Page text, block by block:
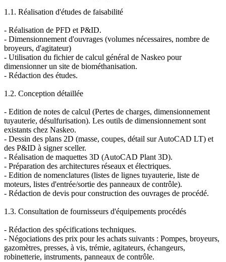
1.1. Réalisation d'études de faisabilité
- Réalisation de PFD et P&ID.
- Dimensionnement d'ouvrages (volumes nécessaires, nombre de
broyeurs, d'agitateur)
- Utilisation du fichier de calcul général de Naskeo pour
dimensionner un site de biométhanisation.
- Rédaction des études.
1.2. Conception détaillée
- Edition de notes de calcul (Pertes de charges, dimensionnement
tuyauterie, désulfurisation). Les outils de dimensionnement sont
existants chez Naskeo.
- Dessin des plans 2D (masse, coupes, détail sur AutoCAD LT) et
des P&ID à signer sceller.
- Réalisation de maquettes 3D (AutoCAD Plant 3D).
- Préparation des architectures réseaux et électriques.
- Edition de nomenclatures (listes de lignes tuyauterie, liste de
moteurs, listes d'entrée/sortie des panneaux de contrôle).
- Rédaction de devis pour construction des ouvrages de procédé.
1.3. Consultation de fournisseurs d'équipements procédés
- Rédaction des spécifications techniques.
- Négociations des prix pour les achats suivants : Pompes, broyeurs,
gazomètres, presses, à vis, trémie, agitateurs, échangeurs,
robinetterie, instruments, panneaux de contrôle.